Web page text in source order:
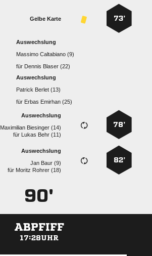
73’
Gelbe Karte
Auswechslung
  
für   
Auswechslung
  
für   
78’
Auswechslung
  
für   
82’
Auswechslung
  
für   
90'
ABPFIFF
17:28UHR
ANZEIGE